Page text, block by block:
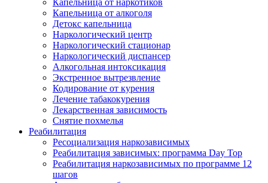
Капельница от наркотиков
Капельница от алкоголя
Детокс капельница
Наркологический центр
Наркологический стационар
Наркологический диспансер
Алкогольная интоксикация
Экстренное вытрезвление
Кодирование от курения
Лечение табакокурения
Лекарственная зависимость
Снятие похмелья
Реабилитация
Ресоциализация наркозависимых
Реабилитация зависимых: программа Day Top
Реабилитация наркозависимых по программе 12
шагов